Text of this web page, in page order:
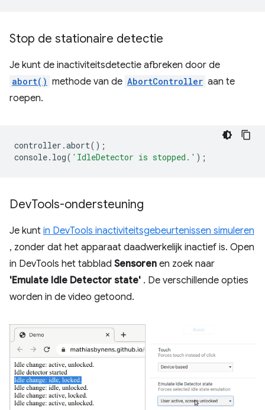
Stop de stationaire detectie
Je kunt de inactiviteitsdetectie afbreken door de
abort() methode van de AbortController aan te
roepen.
controller .abort();
console. log( 'IdleDetector is stopped.' );
DevTools-ondersteuning
Je kunt in DevTools inactiviteitsgebeurtenissen simuleren
, zonder dat het apparaat daadwerkelijk inactief is. Open
in DevTools het tabblad Sensoren en zoek naar
'Emulate Idle Detector state' . De verschillende opties
worden in de video getoond.